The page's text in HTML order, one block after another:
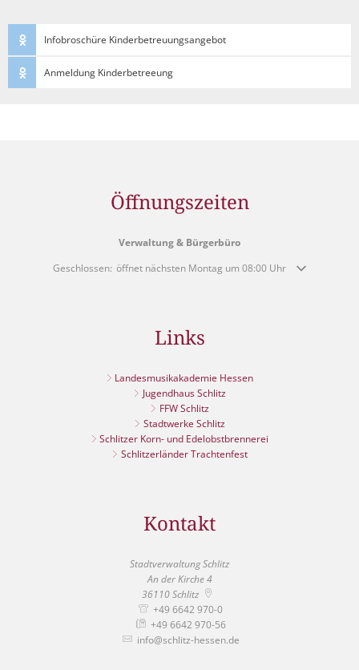
Infobroschüre Kinderbetreuungsangebot
Anmeldung Kinderbetreeung
Öffnungszeiten
Verwaltung & Bürgerbüro
Klicken, um weitere Öffnungs- oder Schließzeiten auszublenden
Geschlossen: öffnet nächsten Montag um 08:00 Uhr
Links
Landesmusikakademie Hessen
Jugendhaus Schlitz
FFW Schlitz
Stadtwerke Schlitz
Schlitzer Korn- und Edelobstbrennerei
Schlitzerländer Trachtenfest
Kontakt
Stadtverwaltung Schlitz
An der Kirche 4
36110 Schlitz
+49 6642 970-0
+49 6642 970-56
info@schlitz-hessen.de